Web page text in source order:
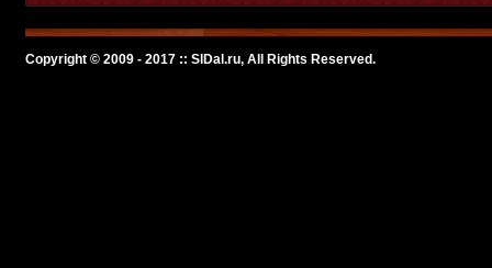
Copyright © 2009 - 2017 :: SlDal.ru, All Rights Reserved.